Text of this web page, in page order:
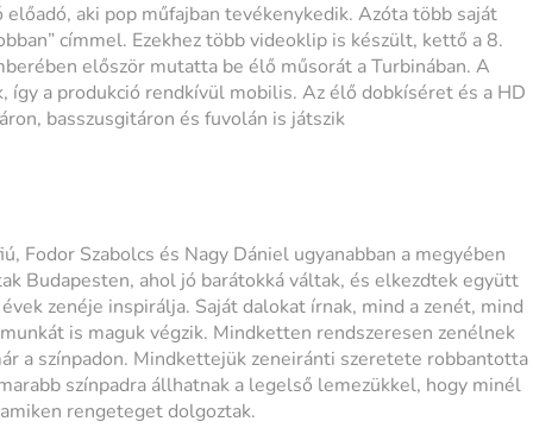
aki pop műfajban tevékenykedik. Azóta több saját
címmel. Ezekhez több videoklip is készült, kettő a 8.
először mutatta be élő műsorát a Turbinában. A
így a produkció rendkívül mobilis. Az élő dobkíséret és a HD
basszusgitáron és fuvolán is játszik
Fodor Szabolcs és Nagy Dániel ugyanabban a megyében
Budapesten, ahol jó barátokká váltak, és elkezdtek együtt
zenéje inspirálja. Saját dalokat írnak, mind a zenét, mind
is maguk végzik. Mindketten rendszeresen zenélnek
a színpadon. Mindkettejük zeneiránti szeretete robbantotta
színpadra állhatnak a legelső lemezükkel, hogy minél
rengeteget dolgoztak.